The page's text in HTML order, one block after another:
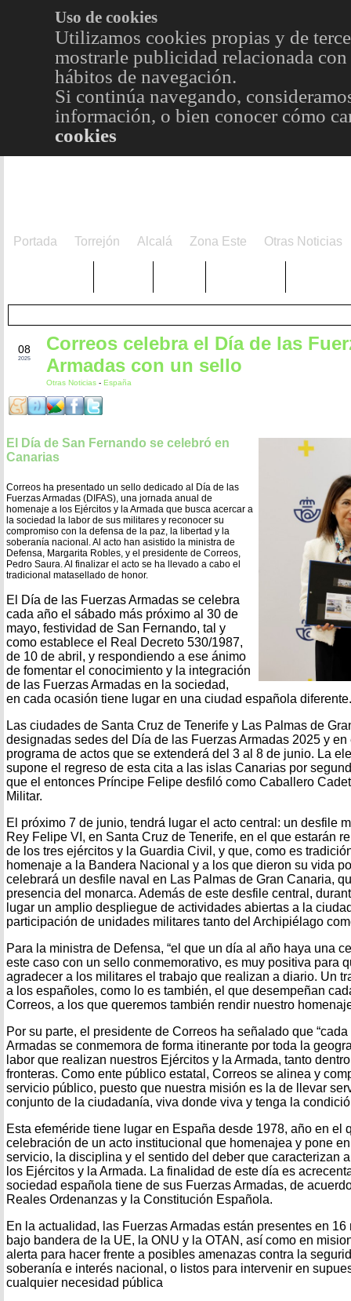
Uso de cookies
Utilizamos cookies propias y de
mostrarle publicidad relacionada
hábitos de navegación.
Si continúa navegando,
información, o bien conocer cómo
cookies
Portada Torrejón Alcalá Zona Este Otras Noticias
08
2025
Correos celebra el Día de las
Armadas con un sello
Otras Noticias - España
El Día de San Fernando se celebró en
Canarias
Correos ha presentado un sello dedicado al Día de las
Fuerzas Armadas (DIFAS), una jornada anual de
homenaje a los Ejércitos y la Armada que busca acercar a
la sociedad la labor de sus militares y reconocer su
compromiso con la defensa de la paz, la libertad y la
soberanía nacional. Al acto han asistido la ministra de
Defensa, Margarita Robles, y el presidente de Correos,
Pedro Saura. Al finalizar el acto se ha llevado a cabo el
tradicional matasellado de honor.
El Día de las Fuerzas Armadas se celebra
cada año el sábado más próximo al 30 de
mayo, festividad de San Fernando, tal y
como establece el Real Decreto 530/1987,
de 10 de abril, y respondiendo a ese ánimo
de fomentar el conocimiento y la integración
de las Fuerzas Armadas en la sociedad,
en cada ocasión tiene lugar en una ciudad española diferente.
Las ciudades de Santa Cruz de Tenerife y Las Palmas de
designadas sedes del Día de las Fuerzas Armadas 2025 y
programa de actos que se extenderá del 3 al 8 de junio. La
supone el regreso de esta cita a las islas Canarias por
que el entonces Príncipe Felipe desfiló como Caballero
Militar.
El próximo 7 de junio, tendrá lugar el acto central: un desfile
Rey Felipe VI, en Santa Cruz de Tenerife, en el que estarán
de los tres ejércitos y la Guardia Civil, y que, como es
homenaje a la Bandera Nacional y a los que dieron su vida
celebrará un desfile naval en Las Palmas de Gran Canaria,
presencia del monarca. Además de este desfile central,
lugar un amplio despliegue de actividades abiertas a la
participación de unidades militares tanto del Archipiélago
Para la ministra de Defensa, “el que un día al año haya una
este caso con un sello conmemorativo, es muy positiva para
agradecer a los militares el trabajo que realizan a diario. Un
a los españoles, como lo es también, el que desempeñan
Correos, a los que queremos también rendir nuestro
Por su parte, el presidente de Correos ha señalado que
Armadas se conmemora de forma itinerante por toda la
labor que realizan nuestros Ejércitos y la Armada, tanto
fronteras. Como ente público estatal, Correos se alinea y
servicio público, puesto que nuestra misión es la de llevar
conjunto de la ciudadanía, viva donde viva y tenga la
Esta efeméride tiene lugar en España desde 1978, año en el
celebración de un acto institucional que homenajea y pone
servicio, la disciplina y el sentido del deber que caracterizan
los Ejércitos y la Armada. La finalidad de este día es
sociedad española tiene de sus Fuerzas Armadas, de
Reales Ordenanzas y la Constitución Española.
En la actualidad, las Fuerzas Armadas están presentes en
bajo bandera de la UE, la ONU y la OTAN, así como en
alerta para hacer frente a posibles amenazas contra la
soberanía e interés nacional, o listos para intervenir en
cualquier necesidad pública